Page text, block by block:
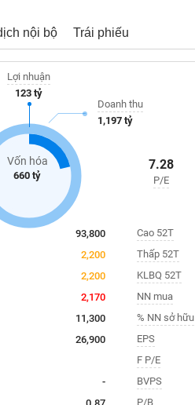
nội bộ Trái phiếu
Vốn hóa
660 tỷ
Lợi nhuận
123 tỷ
Doanh thu
1,197 tỷ
7.28
P/E
93,800
2,200
2,200
2,170
11,300
26,900
-
0.87
Cao 52T
Thấp 52T
KLBQ 52T
NN mua
% NN sở hữu
EPS
F P/E
BVPS
P/B